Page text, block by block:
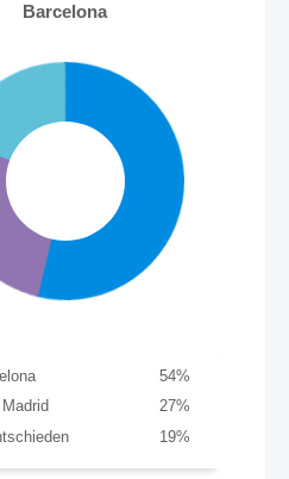
Barcelona
%
54
%
27
%
19